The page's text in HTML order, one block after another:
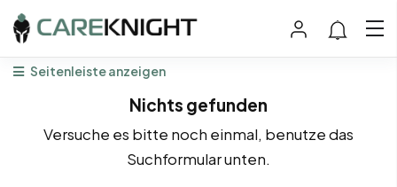
Seitenleiste anzeigen
Nichts gefunden
Versuche es bitte noch einmal, benutze das
Suchformular unten.